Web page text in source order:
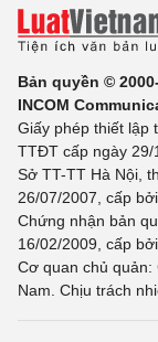
Bản quyền ©
INCOM
Giấy phép thiết lập
TTĐT cấp ngày 29/
Sở TT-TT Hà Nội,
26/07/2007, cấp
Chứng nhận bản
16/02/2009, cấp
Cơ quan chủ quản:
Nam. Chịu trách